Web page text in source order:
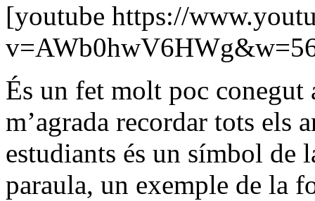
[youtube https://
És un fet molt poc conegut
m’agrada recordar tots els
estudiants és un símbol de
paraula, un exemple de la